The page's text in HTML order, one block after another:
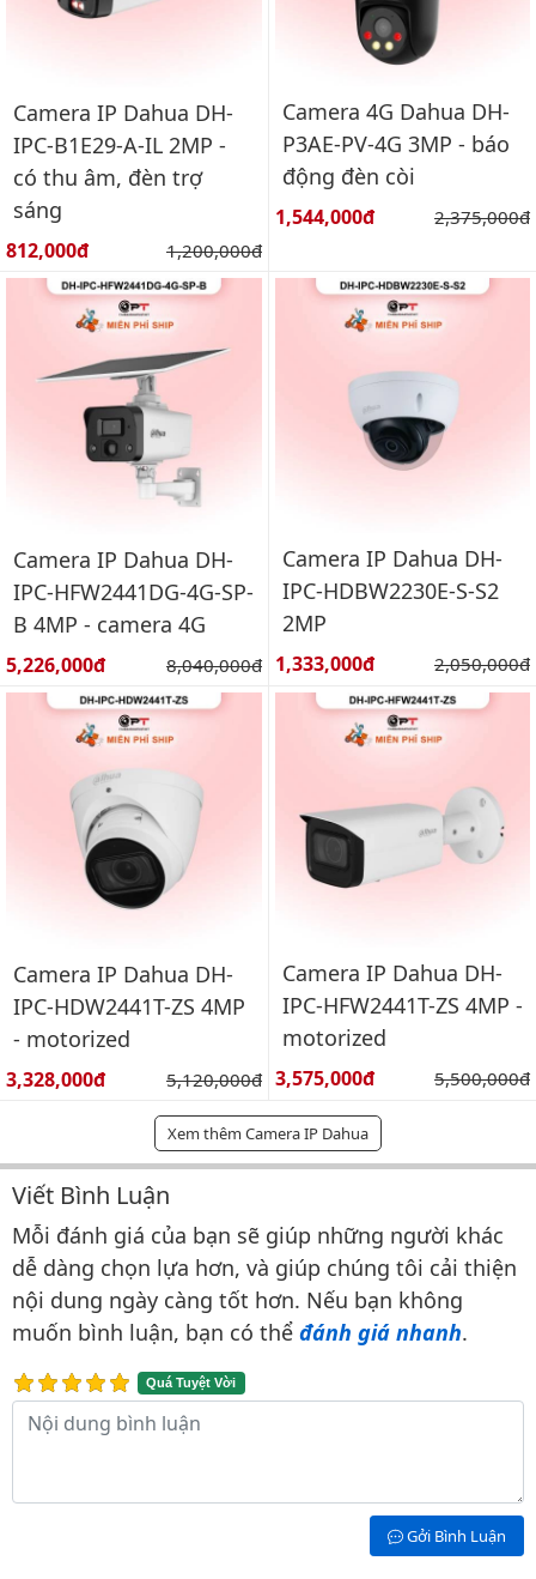
Camera IP Dahua DH-
IPC-B1E29-A-IL 2MP -
có thu âm, đèn trợ
sáng
Giá bán:
812,000đ Giá gốc:
1,200,000đ
Camera 4G Dahua DH-
P3AE-PV-4G 3MP - báo
động đèn còi
Giá bán:
1,544,000đ Giá gốc:
2,375,000đ
Camera IP Dahua DH-
IPC-HFW2441DG-4G-SP-
B 4MP - camera 4G
Giá bán:
5,226,000đ Giá gốc:
8,040,000đ
Camera IP Dahua DH-
IPC-HDBW2230E-S-S2
2MP
Giá bán:
1,333,000đ Giá gốc:
2,050,000đ
Camera IP Dahua DH-
IPC-HDW2441T-ZS 4MP
- motorized
Giá bán:
3,328,000đ Giá gốc:
5,120,000đ
Camera IP Dahua DH-
IPC-HFW2441T-ZS 4MP -
motorized
Giá bán:
3,575,000đ Giá gốc:
5,500,000đ
Xem thêm Camera IP Dahua
Bình luận & Đánh giá
Viết Bình Luận
Mỗi đánh giá của bạn sẽ giúp những người khác
dễ dàng chọn lựa hơn, và giúp chúng tôi cải thiện
nội dung ngày càng tốt hơn. Nếu bạn không
muốn bình luận, bạn có thể đánh giá nhanh.
Quá Tuyệt Vời
Nội dung bình luận
Gởi Bình Luận